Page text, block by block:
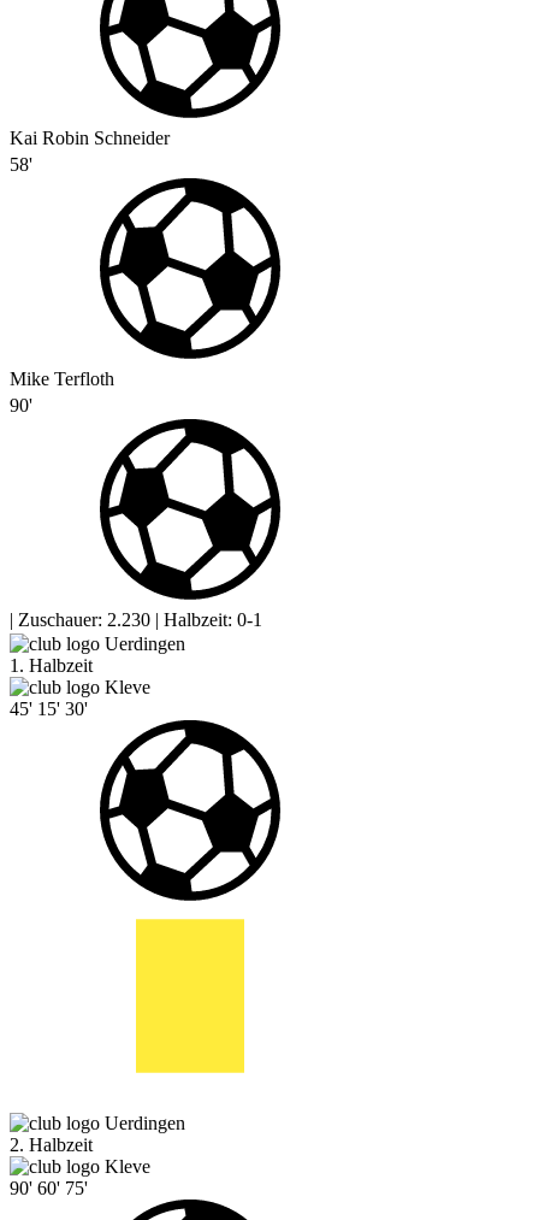
Kai Robin Schneider
58'
Mike Terfloth
90'
| Zuschauer: 2.230 | Halbzeit: 0-1
Uerdingen
1. Halbzeit
Kleve
45' 15' 30'
Uerdingen
2. Halbzeit
Kleve
90' 60' 75'